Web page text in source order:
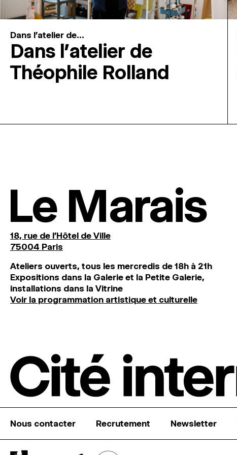
Dans l'atelier de...
Dans l’atelier de
Théophile Rolland
Le Marais
18, rue de l'Hôtel de Ville
75004 Paris
Ateliers ouverts, tous les mercredis de 18h à 21h
Expositions dans la Galerie et la Petite Galerie,
installations dans la Vitrine
Voir la programmation artistique et culturelle
Nous contacter Recrutement Newsletter